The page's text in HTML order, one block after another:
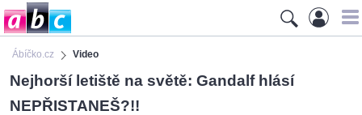
Ábíčko.cz Video
Nejhorší letiště na světě: Gandalf hlásí
NEPŘISTANEŠ?!!